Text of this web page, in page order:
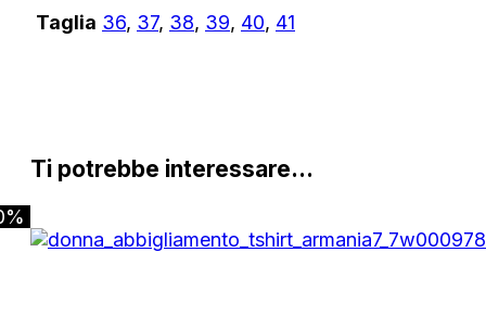
Taglia 36, 37, 38, 39, 40, 41
Ti potrebbe interessare…